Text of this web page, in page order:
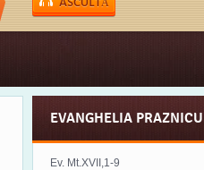
EVANGHELIA
Ev. Mt.XVII,1-9